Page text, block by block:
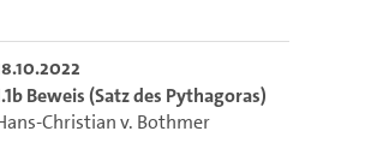
Beweis (Satz des Pythagoras)
Christian v. Bothmer